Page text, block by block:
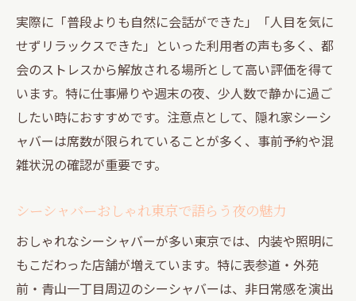
実際に「普段よりも自然に会話ができた」「人目を気に
せずリラックスできた」といった利用者の声も多く、都
会のストレスから解放される場所として高い評価を得て
います。特に仕事帰りや週末の夜、少人数で静かに過ご
したい時におすすめです。注意点として、隠れ家シーシ
ャバーは席数が限られていることが多く、事前予約や混
雑状況の確認が重要です。
シーシャバーおしゃれ東京で語らう夜の魅力
おしゃれなシーシャバーが多い東京では、内装や照明に
もこだわった店舗が増えています。特に表参道・外苑
前・青山一丁目周辺のシーシャバーは、非日常感を演出